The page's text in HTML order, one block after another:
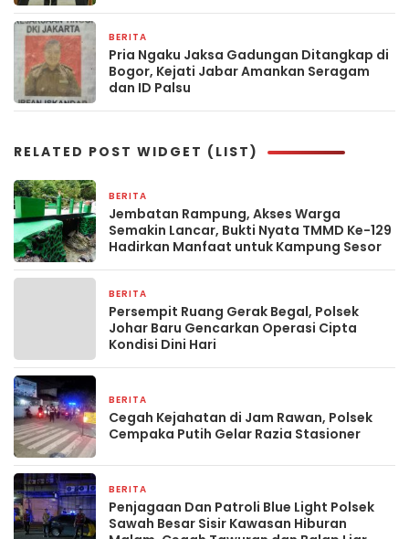
BERITA
Pria Ngaku Jaksa Gadungan Ditangkap di
Bogor, Kejati Jabar Amankan Seragam
dan ID Palsu
RELATED POST WIDGET (LIST)
BERITA
Jembatan Rampung, Akses Warga
Semakin Lancar, Bukti Nyata TMMD Ke-129
Hadirkan Manfaat untuk Kampung Sesor
BERITA
Persempit Ruang Gerak Begal, Polsek
Johar Baru Gencarkan Operasi Cipta
Kondisi Dini Hari
BERITA
Cegah Kejahatan di Jam Rawan, Polsek
Cempaka Putih Gelar Razia Stasioner
BERITA
Penjagaan Dan Patroli Blue Light Polsek
Sawah Besar Sisir Kawasan Hiburan